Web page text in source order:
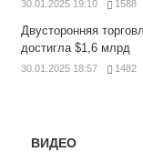
30.01.2025 19:10 1588
Двусторонняя
достигла $1,6 млрд
30.01.2025 18:57 1482
ВИДЕО